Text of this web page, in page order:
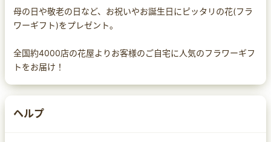
母の日や敬老の日など、お祝いやお誕生日にピッタリの花(フラ
ワーギフト)をプレゼント。
全国約4000店の花屋よりお客様のご自宅に人気のフラワーギフ
トをお届け！
ヘルプ